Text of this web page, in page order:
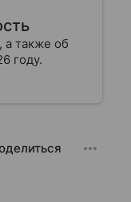
а также об
году.